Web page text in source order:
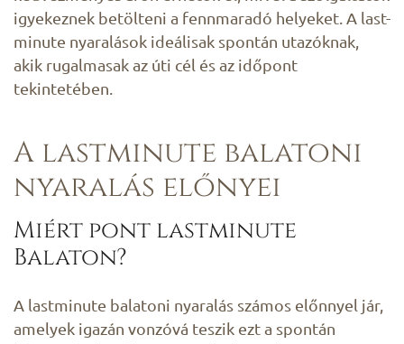
igyekeznek betölteni a fennmaradó helyeket. A last-
minute nyaralások ideálisak spontán utazóknak,
akik rugalmasak az úti cél és az időpont
tekintetében.
A lastminute balatoni
nyaralás előnyei
Miért pont lastminute
Balaton?
A lastminute balatoni nyaralás számos előnnyel jár,
amelyek igazán vonzóvá teszik ezt a spontán